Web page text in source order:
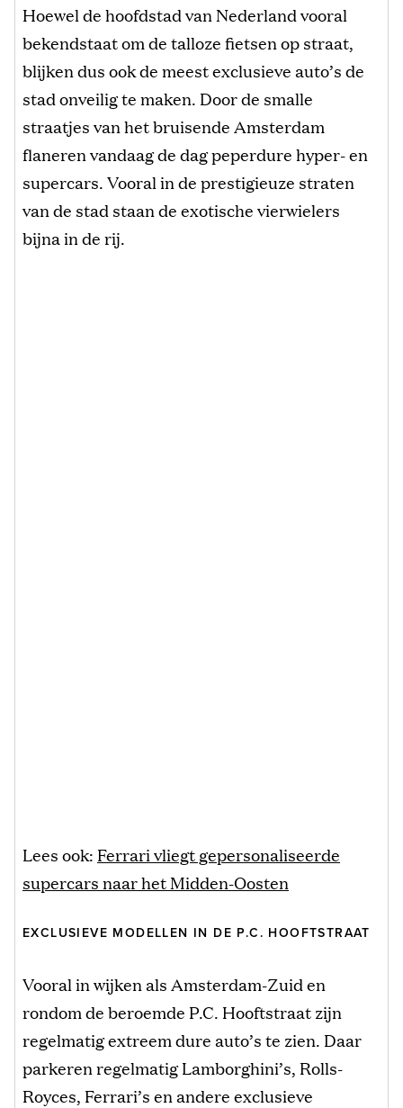
Hoewel de hoofdstad van Nederland vooral
bekendstaat om de talloze fietsen op straat,
blijken dus ook de meest exclusieve auto’s de
stad onveilig te maken. Door de smalle
straatjes van het bruisende Amsterdam
flaneren vandaag de dag peperdure hyper- en
supercars. Vooral in de prestigieuze straten
van de stad staan de exotische vierwielers
bijna in de rij.
Lees ook: Ferrari vliegt gepersonaliseerde
supercars naar het Midden-Oosten
EXCLUSIEVE MODELLEN IN DE P.C. HOOFTSTRAAT
Vooral in wijken als Amsterdam-Zuid en
rondom de beroemde P.C. Hooftstraat zijn
regelmatig extreem dure auto’s te zien. Daar
parkeren regelmatig Lamborghini’s, Rolls-
Royces, Ferrari’s en andere exclusieve